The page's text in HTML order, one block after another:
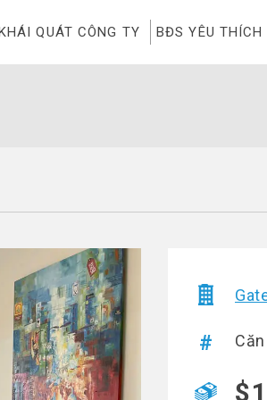
QUÁT CÔNG TY BĐS YÊU THÍCH